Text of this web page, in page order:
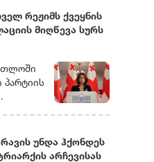
რეჟიმს ქვეყნის
მიღწევა სურს
რაც
უნდა ჰქონდეს
არჩევისას